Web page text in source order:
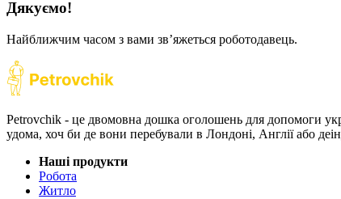
Дякуємо!
Найближчим часом з вами звʼяжеться роботодавець.
Petrovchik - це двомовна дошка оголошень для допомоги
удома, хоч би де вони перебували в Лондоні, Англії або
Наші продукти
Робота
Житло